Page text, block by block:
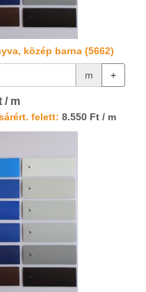
közép barna (5662)
m +
/ m
felett: 8.550 Ft / m